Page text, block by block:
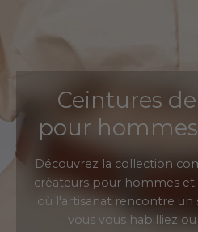
Ceintures
pour
Découvrez la collection
créateurs pour hommes et
où l'artisanat rencontre
vous vous habilliez